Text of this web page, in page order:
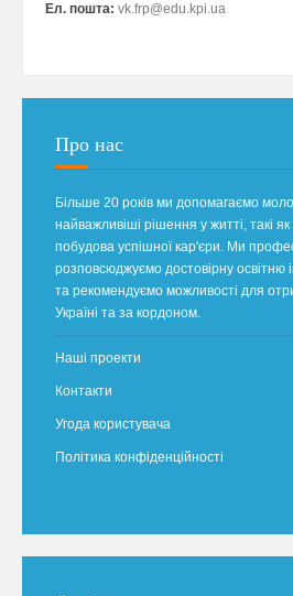
Ел. пошта: vk.frp@edu.kpi.ua
Про нас
Більше 20 років ми допомагаємо
найважливіші рішення у житті, такі
побудова успішної кар'єри. Ми
розповсюджуємо достовірну
та рекомендуємо можливості для
Україні та за кордоном.
Наші проекти
Контакти
Угода користувача
Політика конфіденційності